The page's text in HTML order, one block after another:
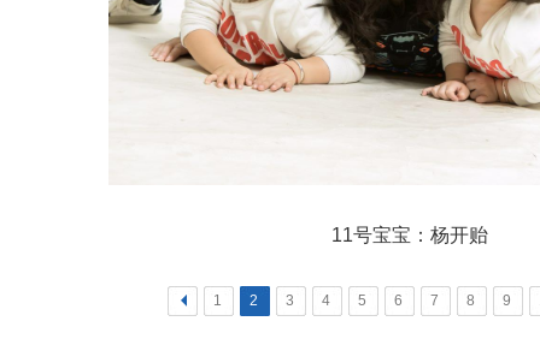
11号宝宝：杨开贻
< 1 2 3 4 5 6 7 8 9